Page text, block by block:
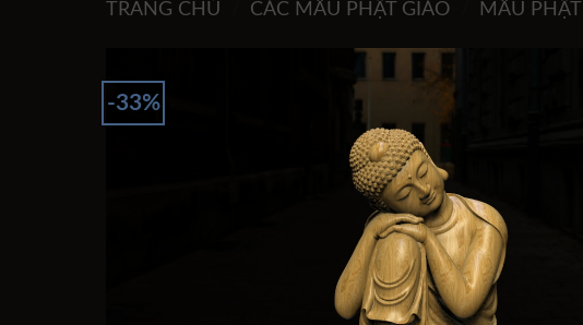
TRANG CHỦ CÁC MẪU PHẬT GIÁO MẪU PHẬT
-33%